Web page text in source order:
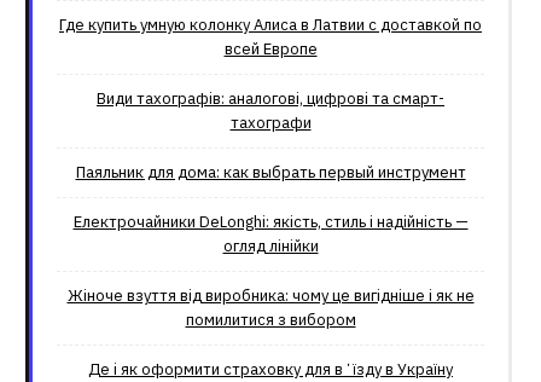
Где купить умную колонку Алиса в Латвии с доставкой по
всей Европе
Види тахографів: аналогові, цифрові та смарт-
тахографи
Паяльник для дома: как выбрать первый инструмент
Електрочайники DeLonghi: якість, стиль і надійність —
огляд лінійки
Жіноче взуття від виробника: чому це вигідніше і як не
помилитися з вибором
Де і як оформити страховку для вʼїзду в Україну